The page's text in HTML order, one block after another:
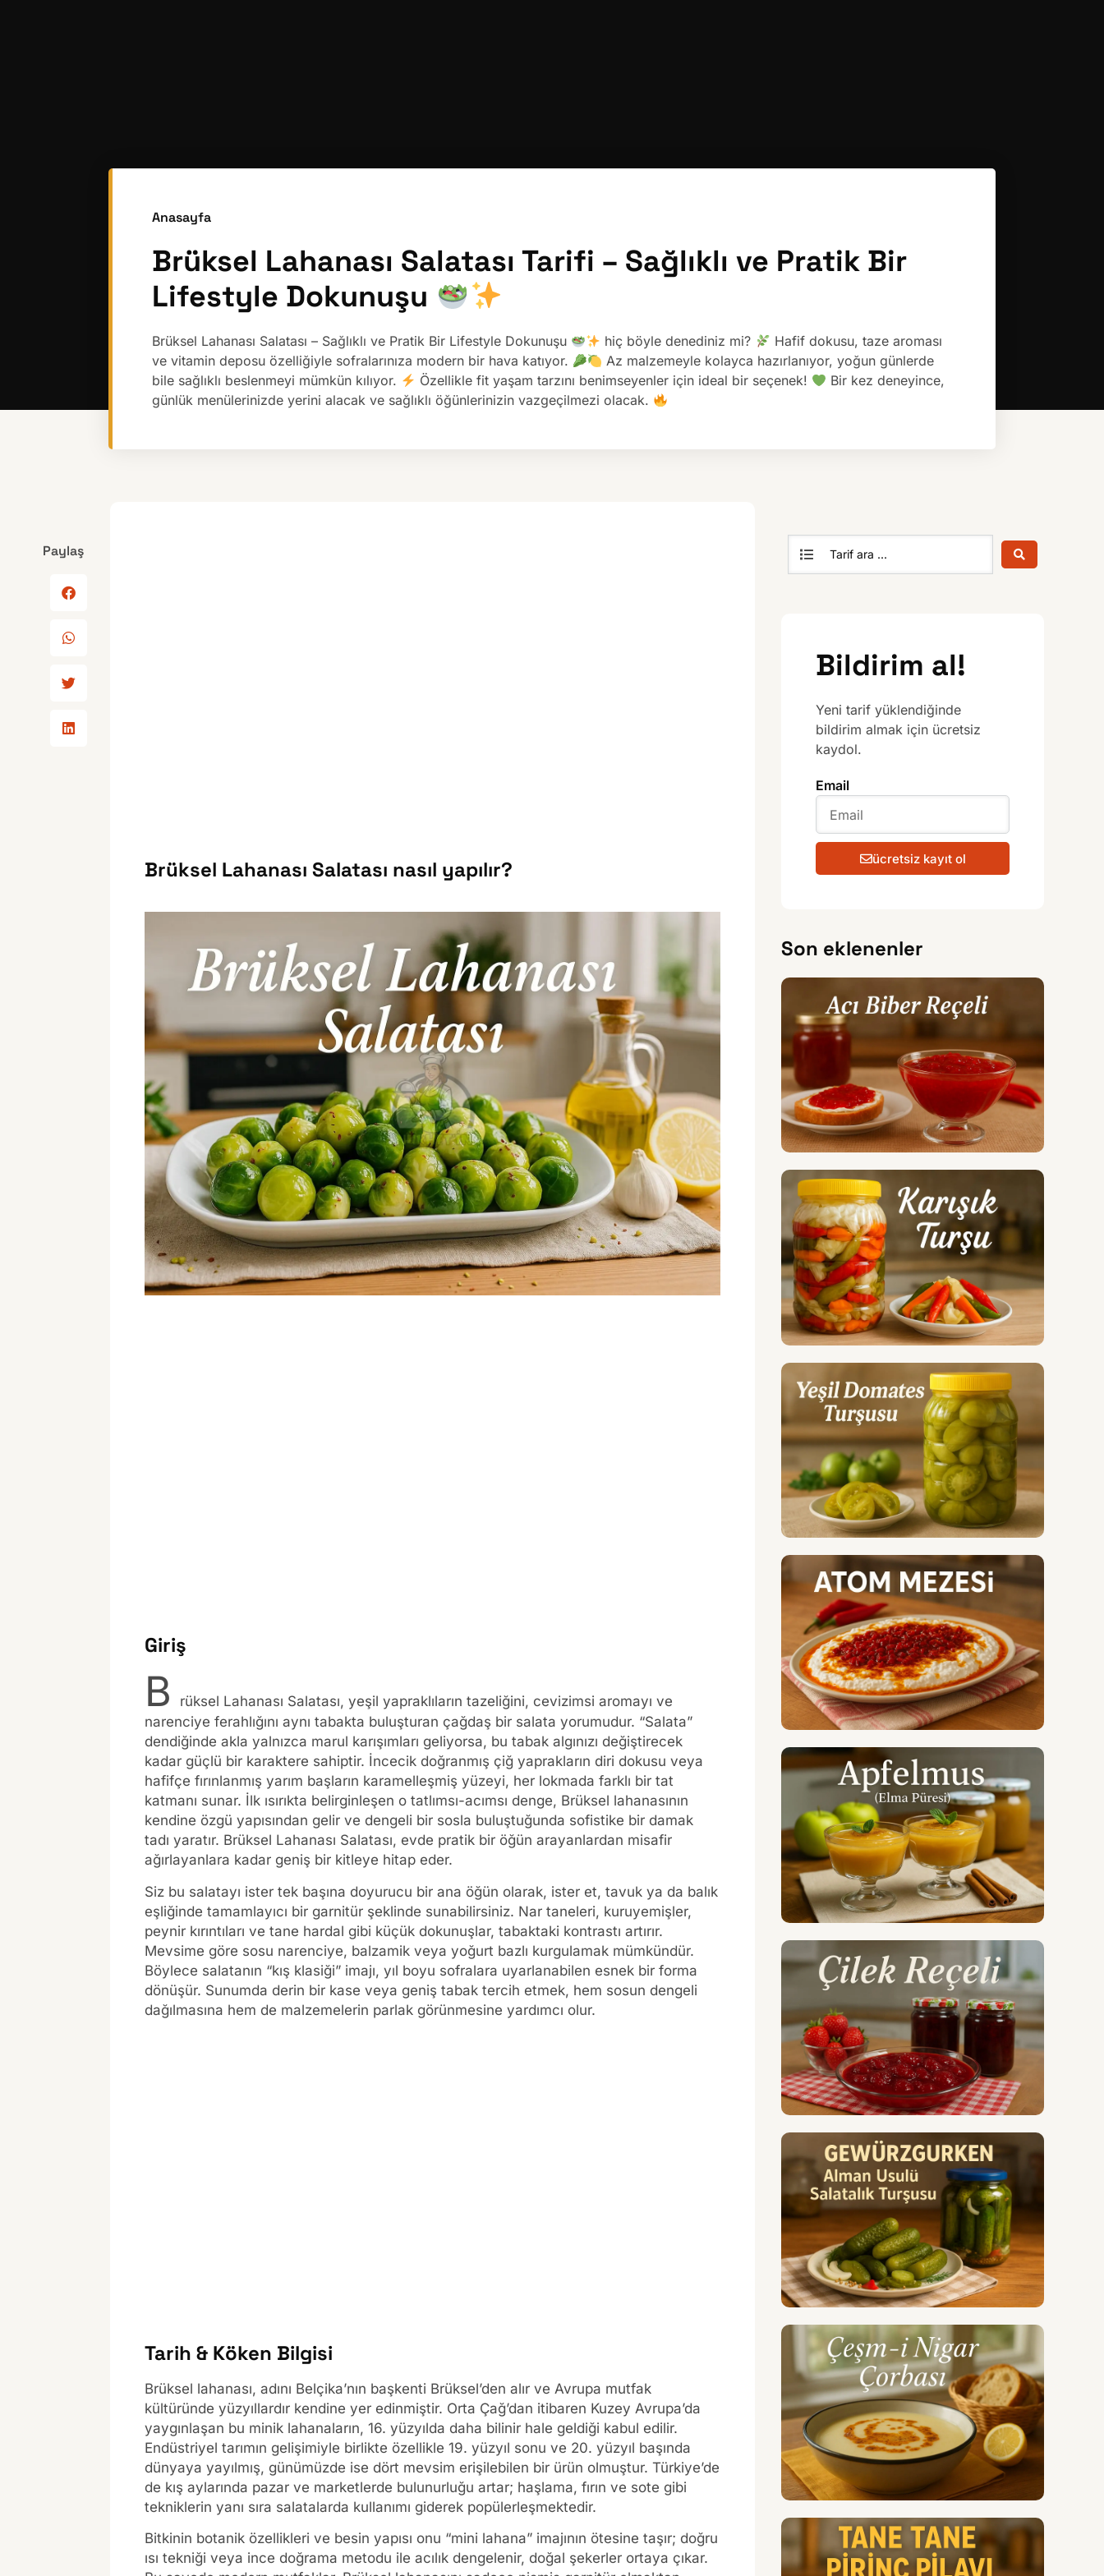
Anasayfa
Brüksel Lahanası Salatası Tarifi – Sağlıklı ve Pratik Bir
Lifestyle Dokunuşu
Brüksel Lahanası Salatası – Sağlıklı ve Pratik Bir Lifestyle Dokunuşu hiç böyle denediniz mi?
Hafif dokusu, taze aroması
ve vitamin deposu özelliğiyle sofralarınıza modern bir hava katıyor.
Az malzemeyle kolayca hazırlanıyor, yoğun günlerde
bile sağlıklı beslenmeyi mümkün kılıyor.
Özellikle fit yaşam tarzını benimseyenler için ideal bir seçenek!
Bir kez deneyince,
günlük menülerinizde yerini alacak ve sağlıklı öğünlerinizin vazgeçilmezi olacak.
Paylaş
Brüksel Lahanası Salatası nasıl yapılır?
Giriş
B
rüksel Lahanası Salatası, yeşil yapraklıların tazeliğini, cevizimsi aromayı ve
narenciye ferahlığını aynı tabakta buluşturan çağdaş bir salata yorumudur. “Salata”
dendiğinde akla yalnızca marul karışımları geliyorsa, bu tabak algınızı değiştirecek
kadar güçlü bir karaktere sahiptir. İncecik doğranmış çiğ yaprakların diri dokusu veya
hafifçe fırınlanmış yarım başların karamelleşmiş yüzeyi, her lokmada farklı bir tat
katmanı sunar. İlk ısırıkta belirginleşen o tatlımsı-acımsı denge, Brüksel lahanasının
kendine özgü yapısından gelir ve dengeli bir sosla buluştuğunda sofistike bir damak
tadı yaratır. Brüksel Lahanası Salatası, evde pratik bir öğün arayanlardan misafir
ağırlayanlara kadar geniş bir kitleye hitap eder.
Siz bu salatayı ister tek başına doyurucu bir ana öğün olarak, ister et, tavuk ya da balık
eşliğinde tamamlayıcı bir garnitür şeklinde sunabilirsiniz. Nar taneleri, kuruyemişler,
peynir kırıntıları ve tane hardal gibi küçük dokunuşlar, tabaktaki kontrastı artırır.
Mevsime göre sosu narenciye, balzamik veya yoğurt bazlı kurgulamak mümkündür.
Böylece salatanın “kış klasiği” imajı, yıl boyu sofralara uyarlanabilen esnek bir forma
dönüşür. Sunumda derin bir kase veya geniş tabak tercih etmek, hem sosun dengeli
dağılmasına hem de malzemelerin parlak görünmesine yardımcı olur.
Tarih & Köken Bilgisi
Brüksel lahanası, adını Belçika’nın başkenti Brüksel’den alır ve Avrupa mutfak
kültüründe yüzyıllardır kendine yer edinmiştir. Orta Çağ’dan itibaren Kuzey Avrupa’da
yaygınlaşan bu minik lahanaların, 16. yüzyılda daha bilinir hale geldiği kabul edilir.
Endüstriyel tarımın gelişimiyle birlikte özellikle 19. yüzyıl sonu ve 20. yüzyıl başında
dünyaya yayılmış, günümüzde ise dört mevsim erişilebilen bir ürün olmuştur. Türkiye’de
de kış aylarında pazar ve marketlerde bulunurluğu artar; haşlama, fırın ve sote gibi
tekniklerin yanı sıra salatalarda kullanımı giderek popülerleşmektedir.
Bitkinin botanik özellikleri ve besin yapısı onu “mini lahana” imajının ötesine taşır; doğru
ısı tekniği veya ince doğrama metodu ile acılık dengelenir, doğal şekerler ortaya çıkar.
Bildirim al!
Yeni tarif yüklendiğinde
bildirim almak için ücretsiz
kaydol.
Email
ücretsiz kayıt ol
Son eklenenler